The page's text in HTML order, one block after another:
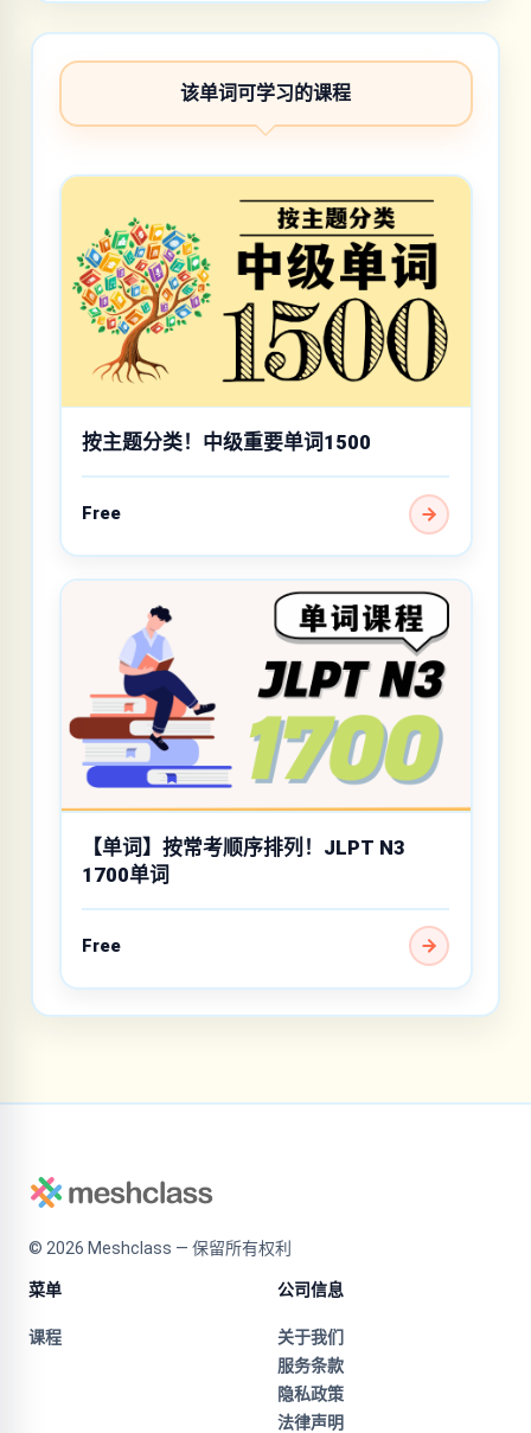
该单词可学习的课程
按主题分类！中级重要单词1500
Free
【单词】按常考顺序排列！JLPT N3
1700单词
Free
© 2026 Meshclass — 保留所有权利
菜单
课程
公司信息
关于我们
服务条款
隐私政策
法律声明